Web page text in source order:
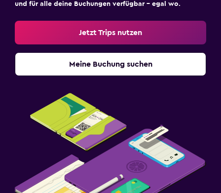
und für alle deine Buchungen verfügbar – egal wo.
Jetzt Trips nutzen
Meine Buchung suchen